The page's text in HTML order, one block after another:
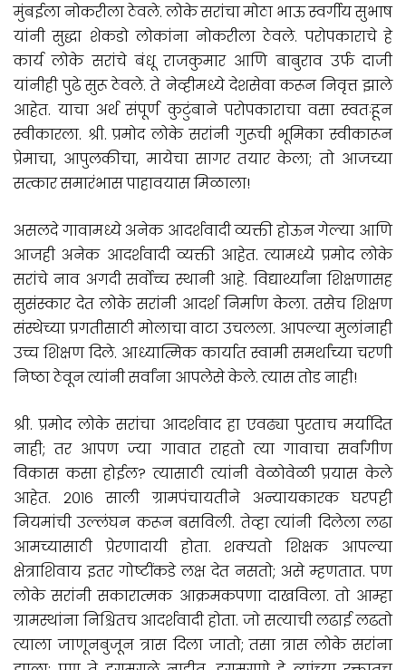
मुंबईला नोकरीला ठेवले. लोके सरांचा मोठा भाऊ स्वर्गीय सुभाष
यांनी सुद्धा शेकडो लोकांना नोकरीला ठेवले. परोपकाराचे हे
कार्य लोके सरांचे बंधू राजकुमार आणि बाबुराव उर्फ दाजी
यांनीही पुढे सुरू ठेवले. ते नेव्हीमध्ये देशसेवा करून निवृत्त झाले
आहेत. याचा अर्थ संपूर्ण कुटुंबाने परोपकाराचा वसा स्वतःहून
स्वीकारला. श्री. प्रमोद लोके सरांनी गुरूची भूमिका स्वीकारून
प्रेमाचा, आपुलकीचा, मायेचा सागर तयार केला; तो आजच्या
सत्कार समारंभास पाहावयास मिळाला!
असलदे गावामध्ये अनेक आदर्शवादी व्यक्ती होऊन गेल्या आणि
आजही अनेक आदर्शवादी व्यक्ती आहेत. त्यामध्ये प्रमोद लोके
सरांचे नाव अगदी सर्वोच्च स्थानी आहे. विद्यार्थ्यांना शिक्षणासह
सुसंस्कार देत लोके सरांनी आदर्श निर्माण केला. तसेच शिक्षण
संस्थेच्या प्रगतीसाठी मोलाचा वाटा उचलला. आपल्या मुलांनाही
उच्च शिक्षण दिले. आध्यात्मिक कार्यात स्वामी समर्थांच्या चरणी
निष्ठा ठेवून त्यांनी सर्वांना आपलेसे केले. त्यास तोड नाही!
श्री. प्रमोद लोके सरांचा आदर्शवाद हा एवढ्या पुरताच मर्यादित
नाही; तर आपण ज्या गावात राहतो त्या गावाचा सर्वांगीण
विकास कसा होईल? त्यासाठी त्यांनी वेळोवेळी प्रयास केले
आहेत. २०१६ साली ग्रामपंचायतीने अन्यायकारक घरपट्टी
नियमांची उल्लंघन करून बसविली. तेव्हा त्यांनी दिलेला लढा
आमच्यासाठी प्रेरणादायी होता. शक्यतो शिक्षक आपल्या
क्षेत्राशिवाय इतर गोष्टींकडे लक्ष देत नसतो; असे म्हणतात. पण
लोके सरांनी सकारात्मक आक्रमकपणा दाखविला. तो आम्हा
ग्रामस्थांना निश्चितच आदर्शवादी होता. जो सत्याची लढाई लढतो
त्याला जाणूनबुजून त्रास दिला जातो; तसा त्रास लोके सरांना